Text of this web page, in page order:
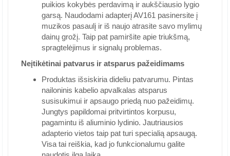
puikios kokybės perdavimą ir aukščiausio lygio
garsą. Naudodami adapterį AV161 pasinersite į
muzikos pasaulį ir iš naujo atrasite savo mylimų
dainų grožį. Taip pat pamiršite apie triukšmą,
spragtelėjimus ir signalų problemas.
Neįtikėtinai patvarus ir atsparus pažeidimams
Produktas išsiskiria dideliu patvarumu. Pintas
nailoninis kabelio apvalkalas atsparus
susisukimui ir apsaugo priedą nuo pažeidimų.
Jungtys papildomai pritvirtintos korpusu,
pagamintu iš aliuminio lydinio. Jautriausios
adapterio vietos taip pat turi specialią apsaugą.
Visa tai reiškia, kad jo funkcionalumu galite